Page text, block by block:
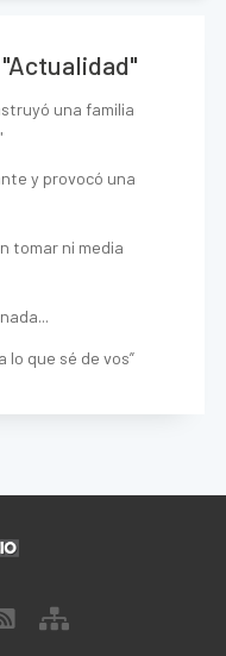
una familia
y provocó una
tomar ni media
lo que sé de vos”